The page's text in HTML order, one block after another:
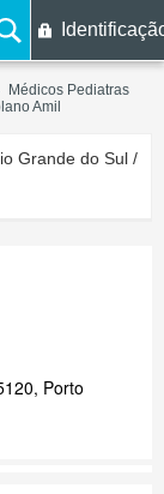
Médicos Pediatras
Amil
Grande do Sul /
Porto